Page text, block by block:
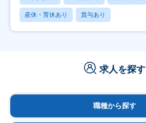
産休・育休あり 賞与あり
求人を探す
職種から探す